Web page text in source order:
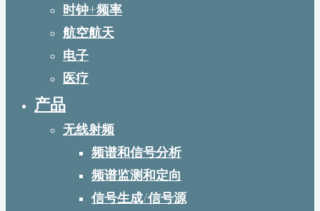
时钟+频率
航空航天
电子
医疗
产品
无线射频
频谱和信号分析
频谱监测和定向
信号生成/信号源